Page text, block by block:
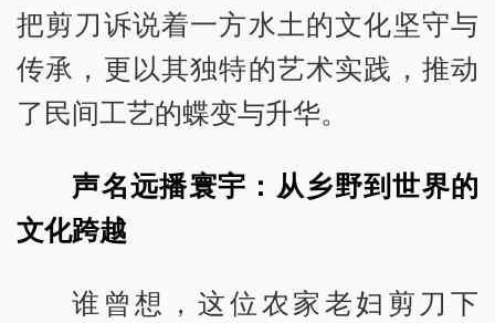
把剪刀诉说着一方水土的文化坚守与
传承，更以其独特的艺术实践，推动
了民间工艺的蝶变与升华。
声名远播寰宇：从乡野到世界的
文化跨越
谁曾想，这位农家老妇剪刀下